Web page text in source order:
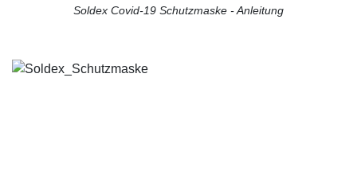
Soldex Covid-19 Schutzmaske - Anleitung